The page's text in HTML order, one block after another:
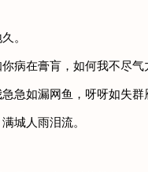
。
病在膏肓，如何我不尽气
如漏网鱼，呀呀如失群
城人雨泪流。